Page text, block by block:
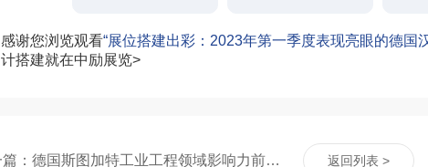
感谢您浏览观看“展位搭建出彩：2023年第一季度表现亮眼的德国
计搭建就在中励展览>
上一篇：德国斯图加特工业工程领域影响力前五的展览会，展台搭建彰显品质 返回列表 >